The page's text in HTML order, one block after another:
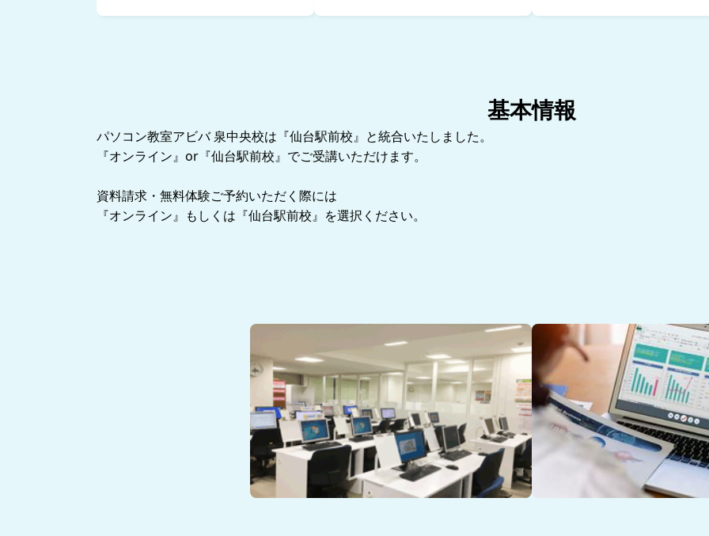
基本情報
パソコン教室アビバ 泉中央校は『仙台駅前校』と統合いたしました。
『オンライン』or『仙台駅前校』でご受講いただけます。
資料請求・無料体験ご予約いただく際には
『オンライン』もしくは『仙台駅前校』を選択ください。